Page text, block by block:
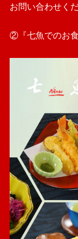
お問い合わせくだ
②『七魚でのお食